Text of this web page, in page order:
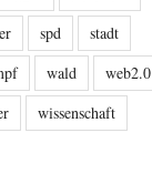
spd
stadt
wald
web2.0
wissenschaft